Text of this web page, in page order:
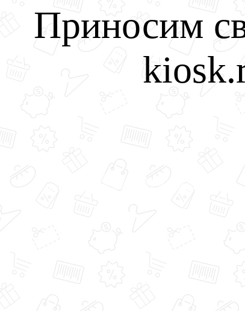
Приносим